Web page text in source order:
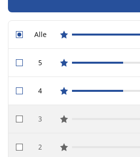
Allestar reviews
5star reviews
4star reviews
3star reviews
2star reviews